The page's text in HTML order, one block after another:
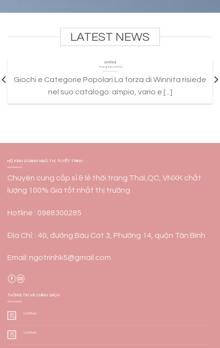
LATEST NEWS
Untitled
Tháng Tám 6, 2026
Giochi e Categorie Popolari La forza di Winnita risiede
nel suo catalogo: ampio, vario e [...]
HỘ KINH DOANH NGÔ THỊ TUYẾT TRINH
Chuyên cung cấp sỉ & lẻ thời trang Thái,QC, VNXK chất
lượng 100%.Giá tốt nhất thị trường
Hotline : 0988300285
Địa Chỉ: : 40, đường Bàu Cát 3, Phường 14, quận Tân Bình
Email: ngotrinhk5@gmail.com
THÔNG TIN VÀ CHÍNH SÁCH
06
Th8
Untitled
06
Th8
Untitled